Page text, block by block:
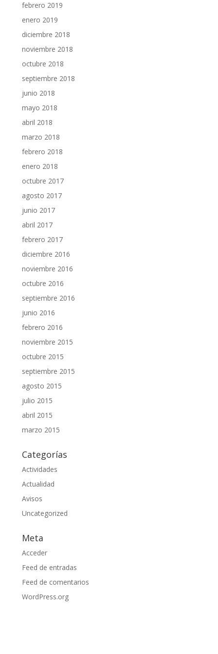
febrero 2019
enero 2019
diciembre 2018
noviembre 2018
octubre 2018
septiembre 2018
junio 2018
mayo 2018
abril 2018
marzo 2018
febrero 2018
enero 2018
octubre 2017
agosto 2017
junio 2017
abril 2017
febrero 2017
diciembre 2016
noviembre 2016
octubre 2016
septiembre 2016
junio 2016
febrero 2016
noviembre 2015
octubre 2015
septiembre 2015
agosto 2015
julio 2015
abril 2015
marzo 2015
Categorías
Actividades
Actualidad
Avisos
Uncategorized
Meta
Acceder
Feed de entradas
Feed de comentarios
WordPress.org